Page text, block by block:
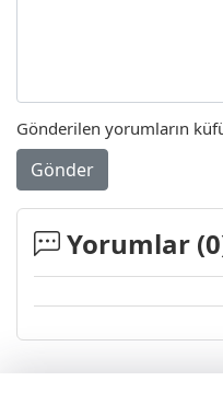
Gönderilen yorumların
Gönder
Yorumlar (0